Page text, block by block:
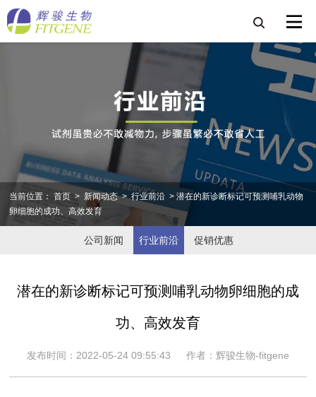
当前位置： 首页 > 新闻动态 > 行业前沿 > 潜在的新诊断标记可预测哺乳动物
卵细胞的成功、高效发育
公司新闻 行业前沿 促销优惠
潜在的新诊断标记可预测哺乳动物卵细胞的成
功、高效发育
发布时间：2022-05-24 09:55:43 作者：辉骏生物-fitgene